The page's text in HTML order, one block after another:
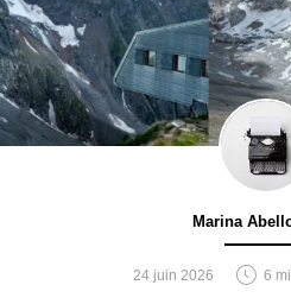
Marina
24 juin 2026 6